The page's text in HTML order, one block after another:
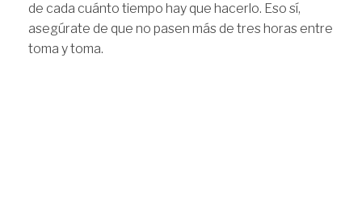
de cada cuánto tiempo hay que hacerlo. Eso sí,
asegúrate de que no pasen más de tres horas entre
toma y toma.